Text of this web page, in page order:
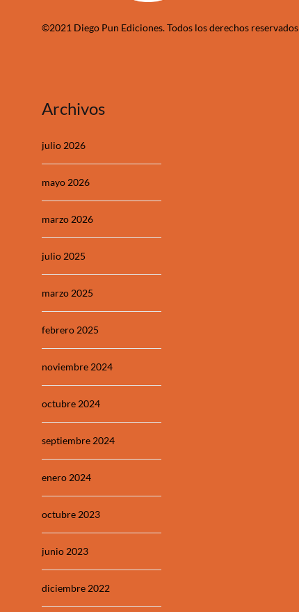
©2021 Diego Pun Ediciones. Todos los derechos reservados
Archivos
julio 2026
mayo 2026
marzo 2026
julio 2025
marzo 2025
febrero 2025
noviembre 2024
octubre 2024
septiembre 2024
enero 2024
octubre 2023
junio 2023
diciembre 2022